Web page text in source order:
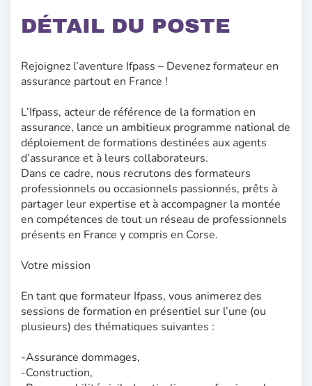
DÉTAIL DU POSTE
Rejoignez l’aventure Ifpass – Devenez formateur en
assurance partout en France !
L’Ifpass, acteur de référence de la formation en
assurance, lance un ambitieux programme national de
déploiement de formations destinées aux agents
d’assurance et à leurs collaborateurs.
Dans ce cadre, nous recrutons des formateurs
professionnels ou occasionnels passionnés, prêts à
partager leur expertise et à accompagner la montée
en compétences de tout un réseau de professionnels
présents en France y compris en Corse.
Votre mission
En tant que formateur Ifpass, vous animerez des
sessions de formation en présentiel sur l’une (ou
plusieurs) des thématiques suivantes :
-Assurance dommages,
-Construction,